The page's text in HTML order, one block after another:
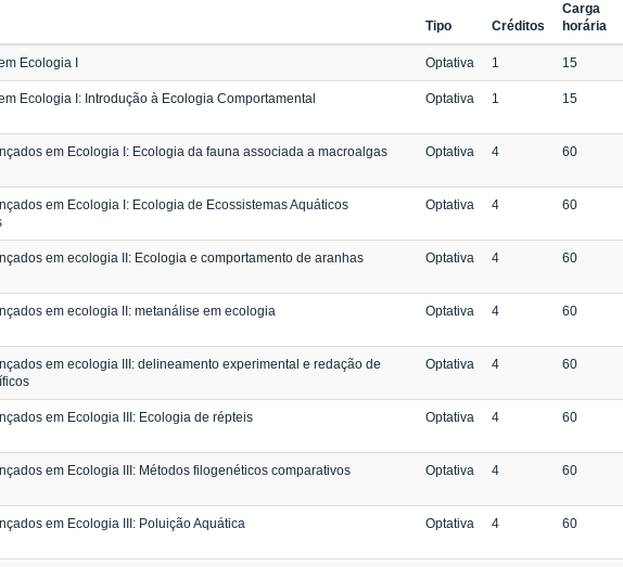
Tipo Créditos
Carga
horária
Ecologia I Optativa 1 15
Ecologia I: Introdução à Ecologia Comportamental Optativa 1
15
em Ecologia I: Ecologia da fauna associada a macroalgas
Optativa 4
60
em Ecologia I: Ecologia de Ecossistemas Aquáticos
Optativa 4 60
em ecologia II: Ecologia e comportamento de aranhas Optativa 4
60
em ecologia II: metanálise em ecologia Optativa 4
60
em ecologia III: delineamento experimental e redação de
Optativa 4
60
em Ecologia III: Ecologia de répteis Optativa 4
60
em Ecologia III: Métodos filogenéticos comparativos Optativa 4
60
em Ecologia III: Poluição Aquática Optativa 4
60